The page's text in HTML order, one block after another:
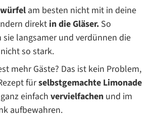
am besten nicht mit in deine
direkt in die Gläser. So
sie langsamer und verdünnen die
so stark.
mehr Gäste? Das ist kein Problem,
fürselbstgemachte Limonade
einfachvervielfachen und im
aufbewahren.